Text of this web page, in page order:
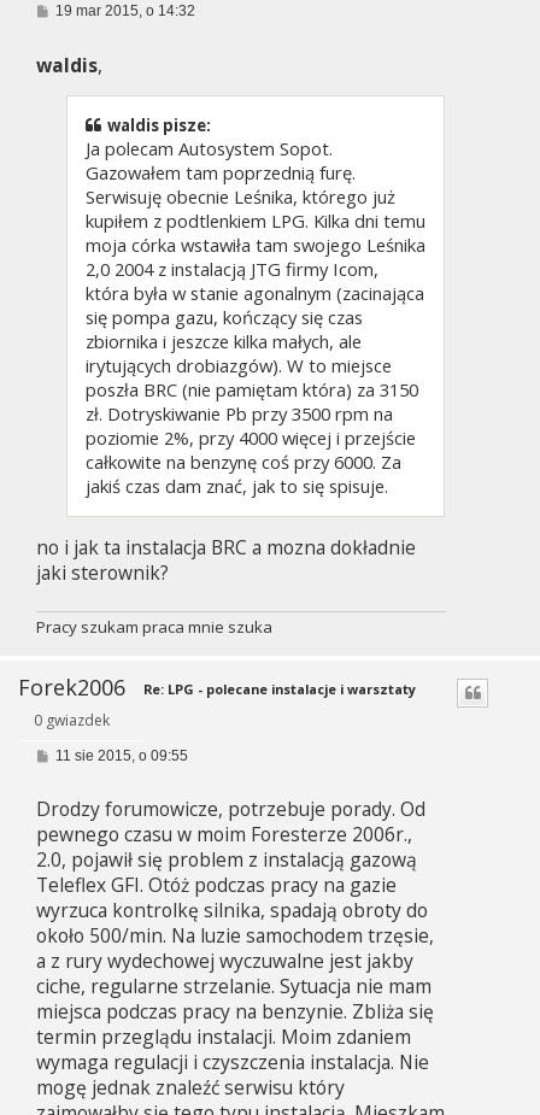
P
t
19 mar 2015, o 14:32
waldis,
waldis pisze:
Ja polecam Autosystem Sopot.
Gazowałem tam poprzednią furę.
Serwisuję obecnie Leśnika, którego już
kupiłem z podtlenkiem LPG. Kilka dni temu
moja córka wstawiła tam swojego Leśnika
2,0 2004 z instalacją JTG firmy Icom,
która była w stanie agonalnym (zacinająca
się pompa gazu, kończący się czas
zbiornika i jeszcze kilka małych, ale
irytujących drobiazgów). W to miejsce
poszła BRC (nie pamiętam która) za 3150
zł. Dotryskiwanie Pb przy 3500 rpm na
poziomie 2%, przy 4000 więcej i przejście
całkowite na benzynę coś przy 6000. Za
jakiś czas dam znać, jak to się spisuje.
no i jak ta instalacja BRC a mozna dokładnie
jaki sterownik?
Pracy szukam praca mnie szuka
Forek2006
0 gwiazdek
Re: LPG - polecane instalacje i warsztaty
P
t
11 sie 2015, o 09:55
Drodzy forumowicze, potrzebuje porady. Od
pewnego czasu w moim Foresterze 2006r.,
2.0, pojawił się problem z instalacją gazową
Teleflex GFI. Otóż podczas pracy na gazie
wyrzuca kontrolkę silnika, spadają obroty do
około 500/min. Na luzie samochodem trzęsie,
a z rury wydechowej wyczuwalne jest jakby
ciche, regularne strzelanie. Sytuacja nie mam
miejsca podczas pracy na benzynie. Zbliża się
termin przeglądu instalacji. Moim zdaniem
wymaga regulacji i czyszczenia instalacja. Nie
mogę jednak znaleźć serwisu który